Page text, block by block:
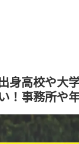
身高校や大
！事務所や